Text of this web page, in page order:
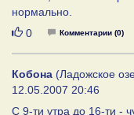
нормально.
Нравится
0 Комментарии (0)
Кобона (Ладожское
12.05.2007 20:46
С 9-ти утра до 16-ти -